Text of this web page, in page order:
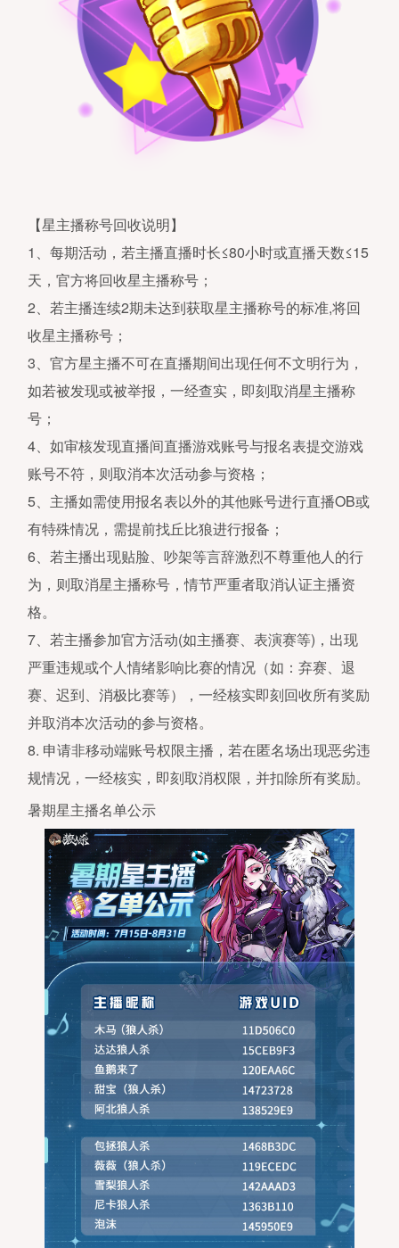
【星主播称号回收说明】
1、每期活动，若主播直播时长≤80小时或直播天数≤15
天，官方将回收星主播称号；
2、若主播连续2期未达到获取星主播称号的标准,将回
收星主播称号；
3、官方星主播不可在直播期间出现任何不文明行为，
如若被发现或被举报，一经查实，即刻取消星主播称
号；
4、如审核发现直播间直播游戏账号与报名表提交游戏
账号不符，则取消本次活动参与资格；
5、主播如需使用报名表以外的其他账号进行直播OB或
有特殊情况，需提前找丘比狼进行报备；
6、若主播出现贴脸、吵架等言辞激烈不尊重他人的行
为，则取消星主播称号，情节严重者取消认证主播资
格。
7、若主播参加官方活动(如主播赛、表演赛等)，出现
严重违规或个人情绪影响比赛的情况（如：弃赛、退
赛、迟到、消极比赛等），一经核实即刻回收所有奖励
并取消本次活动的参与资格。
8. 申请非移动端账号权限主播，若在匿名场出现恶劣违
规情况，一经核实，即刻取消权限，并扣除所有奖励。
暑期星主播名单公示